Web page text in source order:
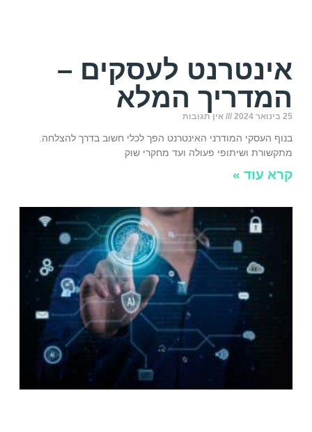
אינטרנט לעסקים –
המדריך המלא
25 בינואר 2024 אין תגובות
בנוף העסקי המודרני האינטרנט הפך לכלי חשוב בדרך להצלחה.
מתקשורת ושיתופי פעולה ועד מחקרי שוק
קרא עוד »